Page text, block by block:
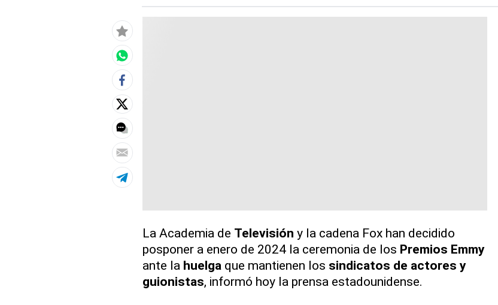
La Academia de Televisión y la cadena Fox han decidido
posponer a enero de 2024 la ceremonia de los Premios Emmy
ante la huelga que mantienen los sindicatos de actores y
guionistas, informó hoy la prensa estadounidense.